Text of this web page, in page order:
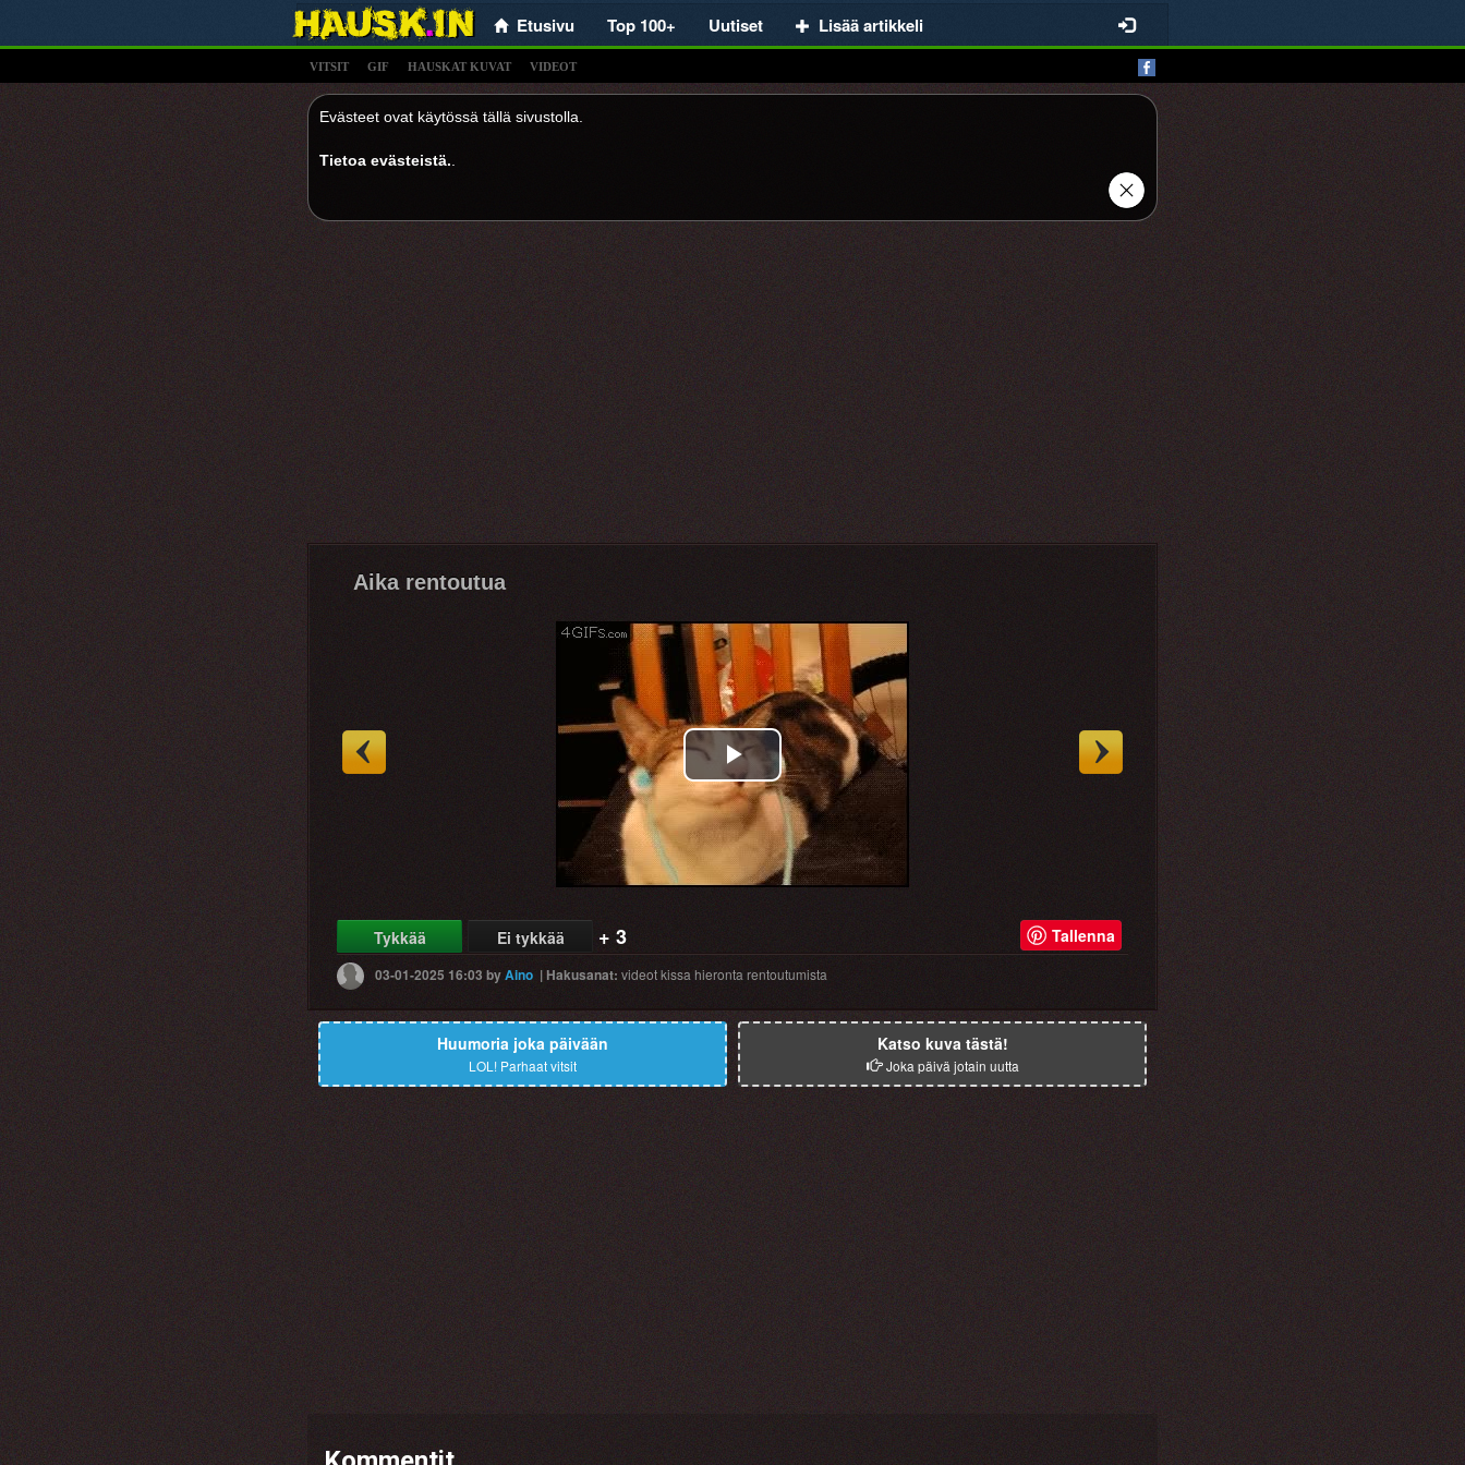
Etusivu Top 100+ Uutiset Lisää artikkeli
VITSIT GIF HAUSKAT KUVAT VIDEOT
Evästeet ovat käytössä tällä sivustolla.
Tietoa evästeistä.
Aika rentoutua
Play
Video
Tykkää Ei tykkää + 3 Tallenna
03-01-2025 16:03byAino |Hakusanat: videotkissa hieronta rentoutumista
Huumoria joka päivään
LOL! Parhaat vitsit
Katso kuva tästä!
Joka päivä jotain uutta